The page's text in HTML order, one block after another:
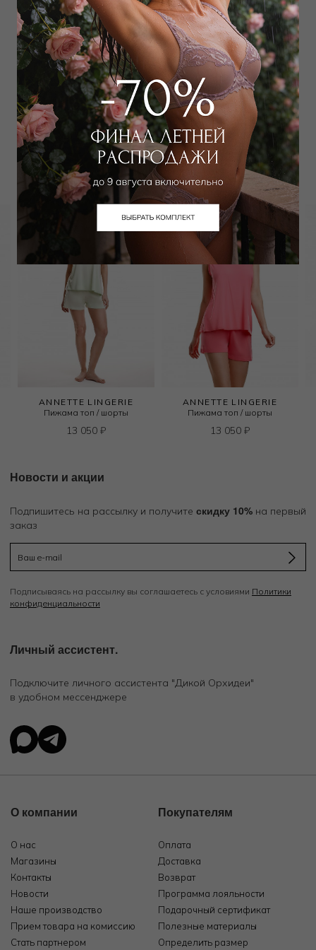
Добавить в избранное
Забронировать в магазине
Вам может подойти
ANNETTE LINGERIE
Пижама топ / шорты
13 050 ₽
ANNETTE LINGERIE
Пижама топ / шорты
13 050 ₽
Новости и акции
Подпишитесь на рассылку и получите скидку 10% на первый
заказ
Подписываясь на рассылку вы соглашаетесь с условиями Политики
конфиденциальности
Личный ассистент.
Подключите личного ассистента "Дикой Орхидеи"
в удобном мессенджере
О компании
О нас
Магазины
Контакты
Новости
Наше производство
Прием товара на комиссию
Стать партнером
Покупателям
Оплата
Доставка
Возврат
Программа лояльности
Подарочный сертификат
Полезные материалы
Определить размер